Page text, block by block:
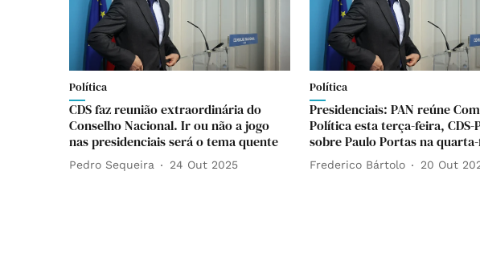
Política
CDS faz reunião extraordinária do
Conselho Nacional. Ir ou não a jogo
nas presidenciais será o tema quente
Pedro Sequeira 24 Out 2025
Política
Presidenciais: PAN reúne
Política esta terça-feira, CDS-
sobre Paulo Portas na
Frederico Bártolo 20 Out